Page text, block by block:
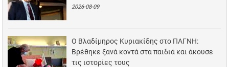
2026-08-09
Ο Βλαδίμηρος Κυριακίδης στο ΠΑΓΝΗ:
Βρέθηκε ξανά κοντά στα παιδιά και άκουσε
τις ιστορίες τους